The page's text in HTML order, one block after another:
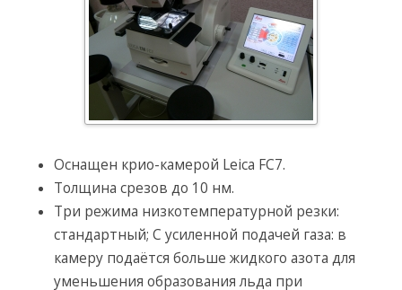
Оснащен крио-камерой Leica FC7.
Толщина срезов до 10 нм.
Три режима низкотемпературной резки:
стандартный; С усиленной подачей газа: в
камеру подаётся больше жидкого азота для
уменьшения образования льда при